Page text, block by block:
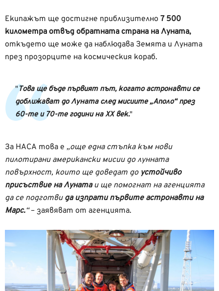
Екипажът ще достигне приблизително 7 500
километра отвъд обратната страна на Луната,
откъдето ще може да наблюдава Земята и Луната
през прозорците на космическия кораб.
Това ще бъде първият път, когато астронавти се
доближават до Луната след мисиите „Аполо“ през
60-те и 70-те години на XX век.
За НАСА това е „още една стъпка към нови
пилотирани американски мисии до лунната
повърхност, които ще доведат до устойчиво
присъствие на Лунатаи ще помогнат на агенцията
да се подготви да изпрати първите астронавти на
Марс.“– заявяват от агенцията.